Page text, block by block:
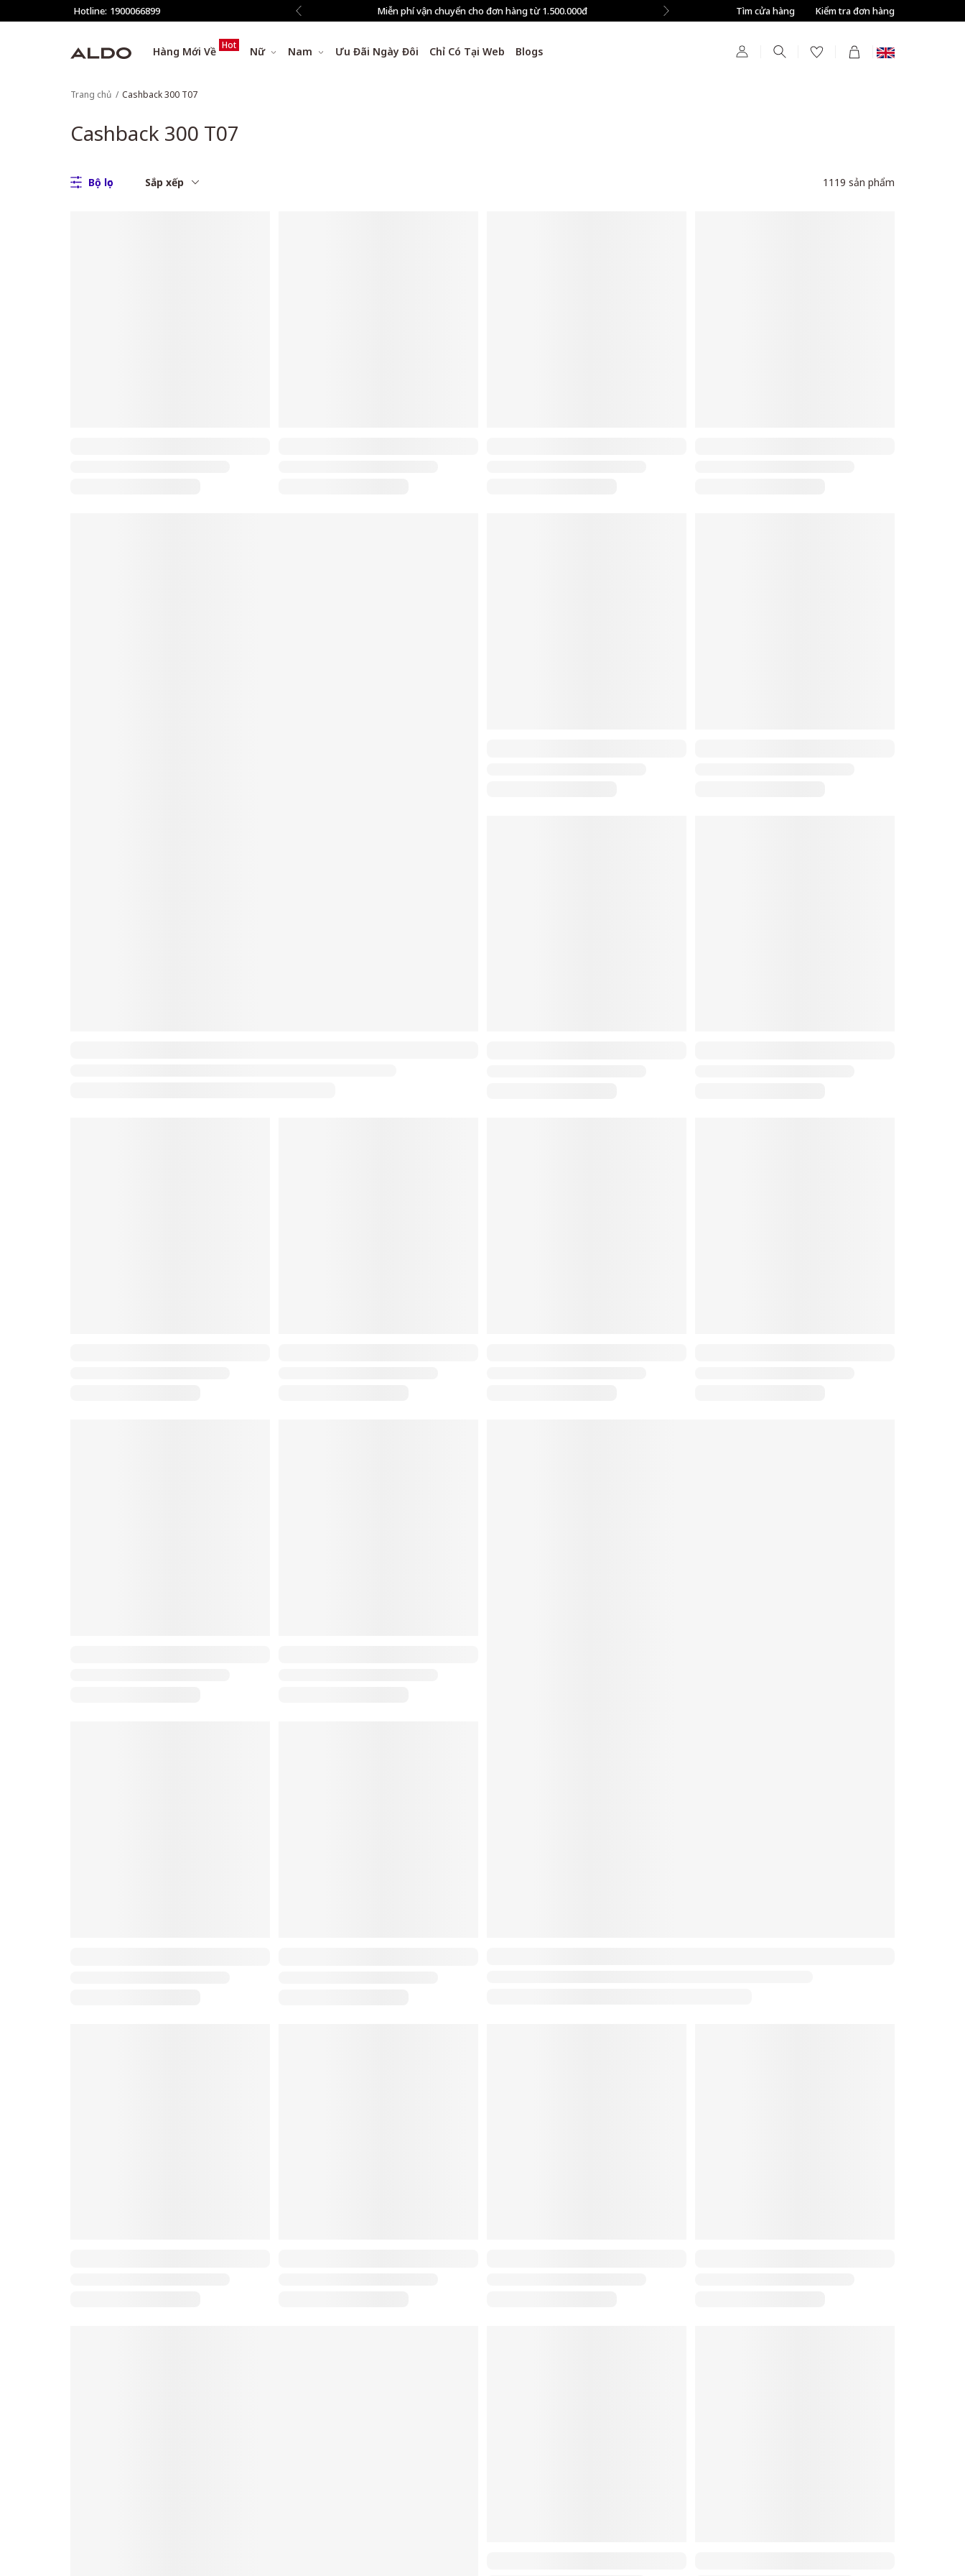
Hotline: 1900066899
phí vận chuyển cho đơn hàng từ 1.500.000đ Tự động giảm thêm 8% tất cả sản phẩm ở bước Thanh toán Tìm cửa hàng Kiểm tra đơn hàng
Hàng Mới Về Hot Nữ Nam Ưu Đãi Ngày Đôi Chỉ Có Tại Web Blogs
Trang chủ Cashback 300 T07
Cashback 300 T07
Bộ lọc Sắp xếp 1119 sản phẩm